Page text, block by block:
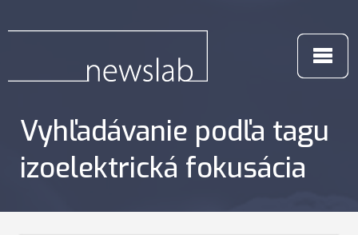
Vyhľadávanie podľa tagu
izoelektrická fokusácia